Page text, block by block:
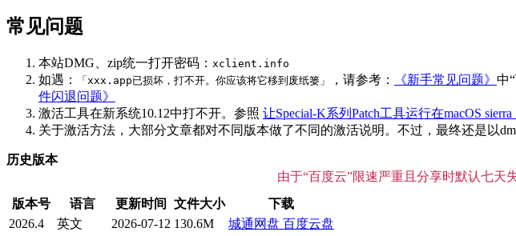
常见问题
本站DMG、zip统一打开密码： xclient.info
如遇： 「xxx.app已损坏，打不开。你应该将它移到废纸篓」 ，请参考： 《新手常见问题》 中
件闪退问题》
激活工具在新系统10.12中打不开。参照 让Special-K系列Patch工具运行在macOS sierra
关于激活方法，大部分文章都对不同版本做了不同的激活说明。不过，最终还是以
历史版本
由于“百度云”限速严重且分享时默认七天
版本号
语言 更新时间 文件大小
下载
2026.4
英文 2026-07-12 130.6M 城通网盘 百度云盘